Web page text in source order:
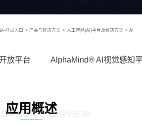
-登录入口 > 产品与解决方案 > 人工智能(AI)平台及解决方案 > AI
放平台 AlphaMind® AI视觉感知
应用概述OVERVIEW